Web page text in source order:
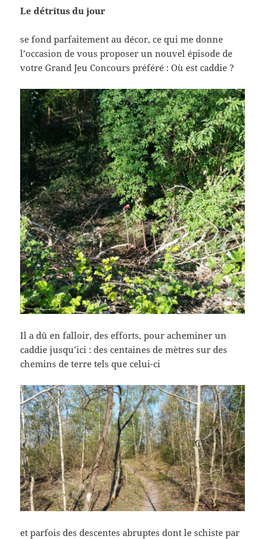
Le détritus du jour
se fond parfaitement au décor, ce qui me donne
l’occasion de vous proposer un nouvel épisode de
votre Grand Jeu Concours préféré : Où est caddie ?
Il a dû en falloir, des efforts, pour acheminer un
caddie jusqu’ici : des centaines de mètres sur des
chemins de terre tels que celui-ci
et parfois des descentes abruptes dont le schiste par